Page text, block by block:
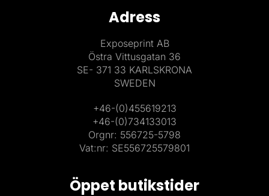
Adress
Exposeprint AB
Östra Vittusgatan 36
SE- 371 33 KARLSKRONA
SWEDEN
+46-(0)455619213
+46-(0)734133013
Orgnr: 556725-5798
Vat:nr: SE556725579801
Öppet butikstider